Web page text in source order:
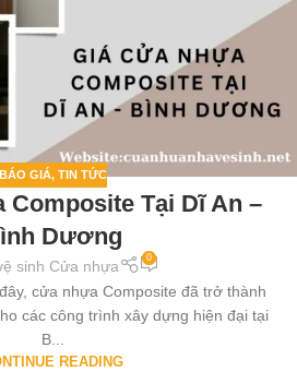
GIÁ, TIN TỨC
Composite Tại Dĩ An –
Dương
sinh Cửa nhựa 0
cửa nhựa Composite đã trở thành
các công trình xây dựng hiện đại tại
B...
READING